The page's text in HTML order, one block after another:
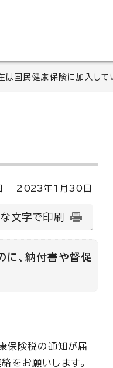
は国民健康保険に加入して
2023年1月30 日
文字で印刷
に、納付書や督促
保険税の通知が届
お願いします。